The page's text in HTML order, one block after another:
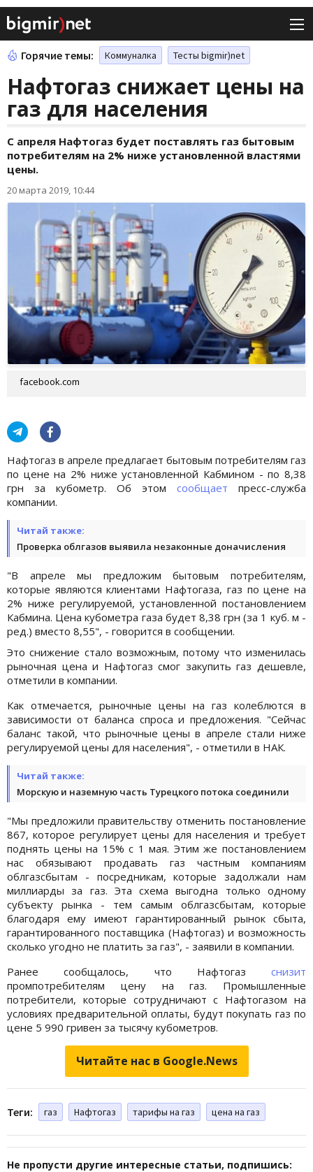
Горячие темы: Коммуналка Тесты bigmir)net
Нафтогаз снижает цены на
газ для населения
С апреля Нафтогаз будет поставлять газ бытовым
потребителям на 2% ниже установленной властями
цены.
20 марта 2019, 10:44
facebook.com
Нафтогаз в апреле предлагает бытовым потребителям газ
по цене на 2% ниже установленной Кабмином - по 8,38
грн за кубометр. Об этом сообщает пресс-служба
компании.
Читай также:
Проверка облгазов выявила незаконные доначисления
"В апреле мы предложим бытовым потребителям,
которые являются клиентами Нафтогаза, газ по цене на
2% ниже регулируемой, установленной постановлением
Кабмина. Цена кубометра газа будет 8,38 грн (за 1 куб. м -
ред.) вместо 8,55", - говорится в сообщении.
Это снижение стало возможным, потому что изменилась
рыночная цена и Нафтогаз смог закупить газ дешевле,
отметили в компании.
Как отмечается, рыночные цены на газ колеблются в
зависимости от баланса спроса и предложения. "Сейчас
баланс такой, что рыночные цены в апреле стали ниже
регулируемой цены для населения", - отметили в НАК.
Читай также:
Морскую и наземную часть Турецкого потока соединили
"Мы предложили правительству отменить постановление
867, которое регулирует цены для населения и требует
поднять цены на 15% с 1 мая. Этим же постановлением
нас обязывают продавать газ частным компаниям
облгазсбытам - посредникам, которые задолжали нам
миллиарды за газ. Эта схема выгодна только одному
субъекту рынка - тем самым облгазсбытам, которые
благодаря ему имеют гарантированный рынок сбыта,
гарантированного поставщика (Нафтогаз) и возможность
сколько угодно не платить за газ", - заявили в компании.
Ранее сообщалось, что Нафтогаз снизит
промпотребителям цену на газ. Промышленные
потребители, которые сотрудничают с Нафтогазом на
условиях предварительной оплаты, будут покупать газ по
цене 5 990 гривен за тысячу кубометров.
Читайте нас в Google.News
Теги: газ Нафтогаз тарифы на газ цена на газ
Не пропусти другие интересные статьи, подпишись: